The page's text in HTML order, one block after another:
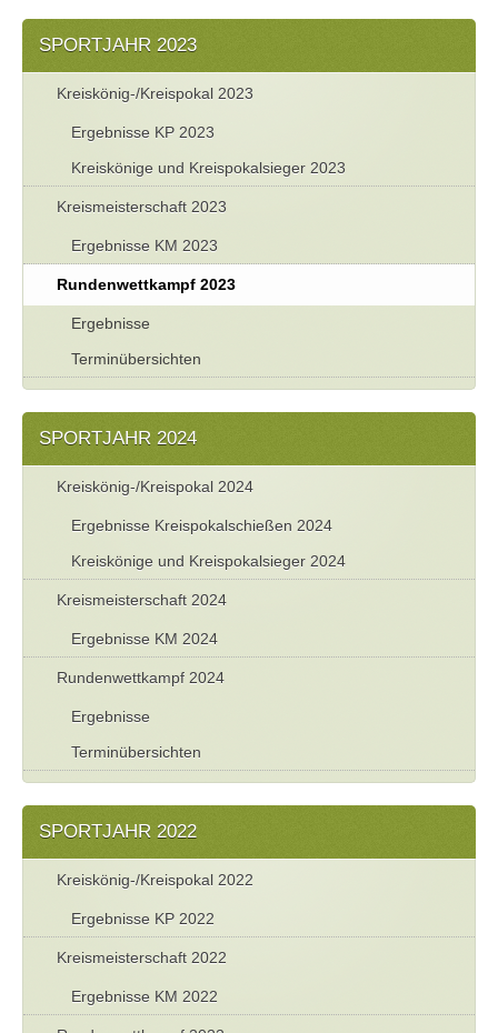
SPORTJAHR 2023
Kreiskönig-/Kreispokal 2023
Ergebnisse KP 2023
Kreiskönige und Kreispokalsieger 2023
Kreismeisterschaft 2023
Ergebnisse KM 2023
Rundenwettkampf 2023
Ergebnisse
Terminübersichten
SPORTJAHR 2024
Kreiskönig-/Kreispokal 2024
Ergebnisse Kreispokalschießen 2024
Kreiskönige und Kreispokalsieger 2024
Kreismeisterschaft 2024
Ergebnisse KM 2024
Rundenwettkampf 2024
Ergebnisse
Terminübersichten
SPORTJAHR 2022
Kreiskönig-/Kreispokal 2022
Ergebnisse KP 2022
Kreismeisterschaft 2022
Ergebnisse KM 2022